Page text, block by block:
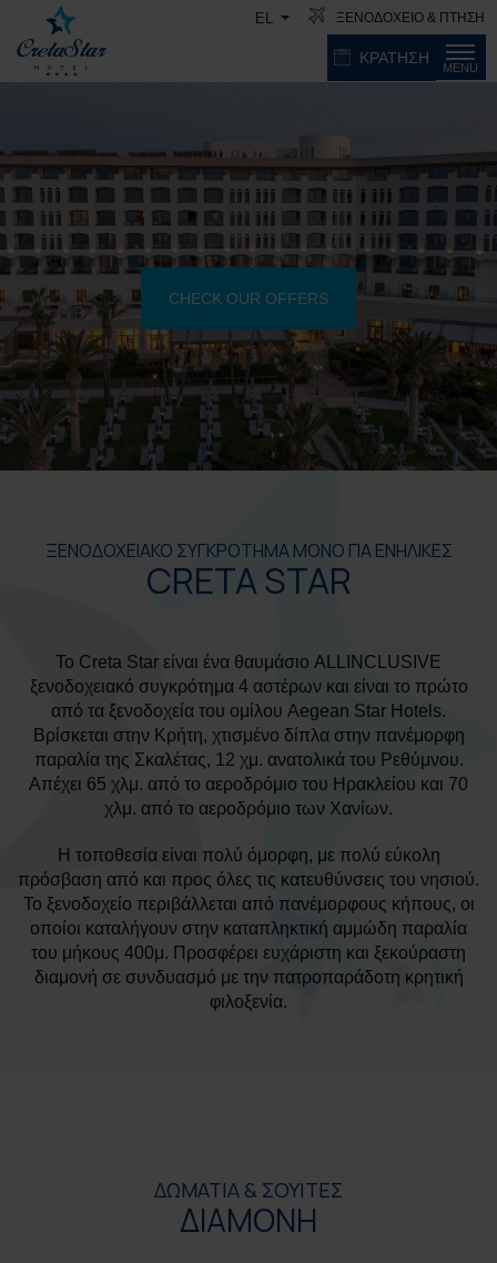
EL ΞΕΝΟΔΟΧΕΙΟ & ΠΤΗΣΗ
MENU
ΚΡΑΤΗΣΗ
CHECK OUR OFFERS
ΞΕΝΟΔΟΧΕΙΑΚΟ ΣΥΓΚΡΟΤΗΜΑ ΜΟΝΟ ΓΙΑ ΕΝΗΛΙΚΕΣ
CRETA STAR
To Creta Star είναι ένα θαυμάσιο ALLINCLUSIVE
ξενοδοχειακό συγκρότημα 4 αστέρων και είναι το πρώτο
από τα ξενοδοχεία του ομίλου Aegean Star Hotels.
Βρίσκεται στην Κρήτη, χτισμένο δίπλα στην πανέμορφη
παραλία της Σκαλέτας, 12 χμ. ανατολικά του Ρεθύμνου.
Απέχει 65 χλμ. από το αεροδρόμιο του Ηρακλείου και 70
χλμ. από το αεροδρόμιο των Χανίων.
Η τοποθεσία είναι πολύ όμορφη, με πολύ εύκολη
πρόσβαση από και προς όλες τις κατευθύνσεις του νησιού.
Το ξενοδοχείο περιβάλλεται από πανέμορφους κήπους, οι
οποίοι καταλήγουν στην καταπληκτική αμμώδη παραλία
του μήκους 400μ. Προσφέρει ευχάριστη και ξεκούραστη
διαμονή σε συνδυασμό με την πατροπαράδοτη κρητική
φιλοξενία.
ΔΩΜΑΤΙΑ & ΣΟΥΙΤΕΣ
ΔΙΑΜΟΝΗ